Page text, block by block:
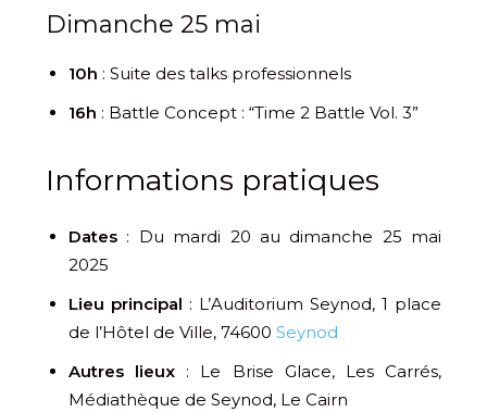
Dimanche 25 mai
10h : Suite des talks professionnels
16h : Battle Concept : “Time 2 Battle Vol. 3”
Informations pratiques
Dates : Du mardi 20 au dimanche 25 mai
2025
Lieu principal : L’Auditorium Seynod, 1 place
de l’Hôtel de Ville, 74600 Seynod
Autres lieux : Le Brise Glace, Les Carrés,
Médiathèque de Seynod, Le Cairn